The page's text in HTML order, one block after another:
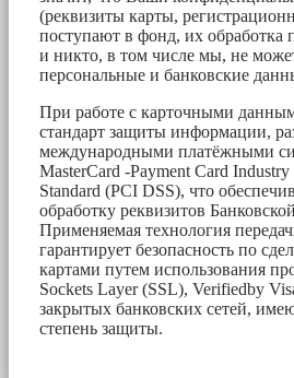
(реквизиты карты,
поступают в фонд, их обработка
и никто, в том числе мы, не
персональные и банковские
При работе с карточными
стандарт защиты информации,
международными платёжными
MasterCard -Payment Card
Standard (PCI DSS), что
обработку реквизитов
Применяемая технология
гарантирует безопасность по
картами путем использования
Sockets Layer (SSL), Verifiedby
закрытых банковских сетей,
степень защиты.